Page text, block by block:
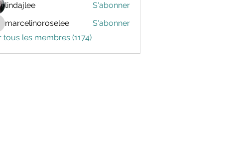
lindajlee
S'abonner
marcelinoroselee
S'abonner
tous les membres (1174)